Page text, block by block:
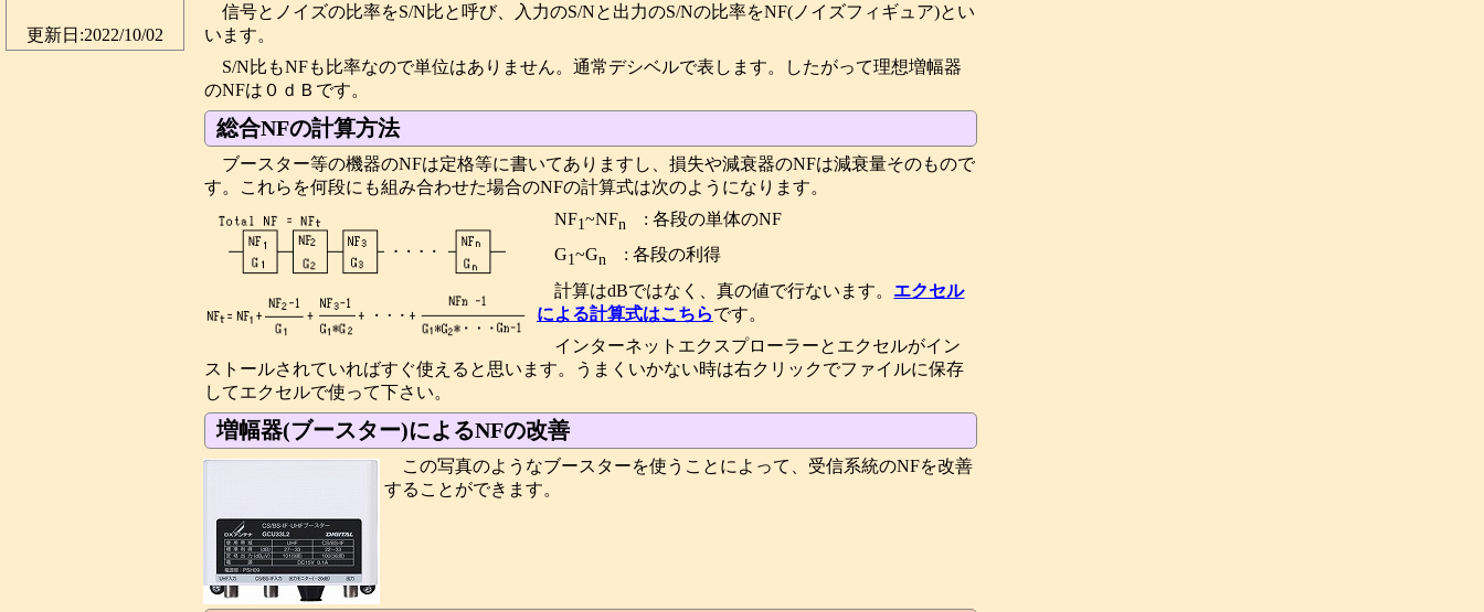
信号とノイズの比率をS/N比と呼び、入力のS/Nと出力のS/Nの比率をNF(ノイズフィギュア)とい
います。
S/N比もNFも比率なので単位はありません。通常デシベルで表します。したがって理想増幅器
のNFは０ｄＢです。
総合NFの計算方法
ブースター等の機器のNFは定格等に書いてありますし、損失や減衰器のNFは減衰量そのもので
す。これらを何段にも組み合わせた場合のNFの計算式は次のようになります。
NF1~NFn
: 各段の単体のNF
G1~Gn
: 各段の利得
計算はdBではなく、真の値で行ないます。 エクセル
による計算式はこちらです。
インターネットエクスプローラーとエクセルがイン
ストールされていればすぐ使えると思います。うまくいかない時は右クリックでファイルに保存
してエクセルで使って下さい。
増幅器(ブースター)によるNFの改善
この写真のようなブースターを使うことによって、受信系統のNFを改善
することができます。
更新日:2022/10/02